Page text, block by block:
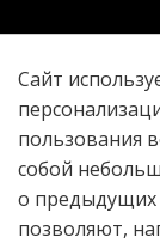
Сайт
пользования
собой
о предыдущих
позволяют,